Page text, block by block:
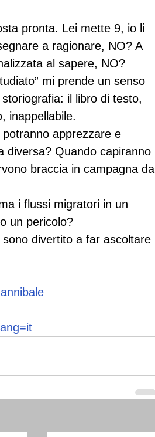
pronta. Lei mette 9, io li
a ragionare, NO? A
al sapere, NO?
mi prende un senso
il libro di testo,
inappellabile.
apprezzare e
diversa? Quando capiranno
braccia in campagna da
i flussi migratori in un
un pericolo?
sono divertito a far ascoltare